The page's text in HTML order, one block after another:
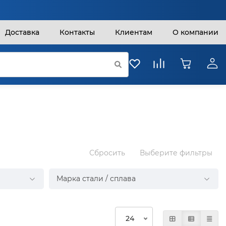
Доставка Контакты Клиентам О компании
Сбросить Выберите фильтры
Марка стали / сплава